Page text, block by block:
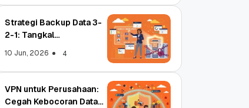
Strategi Backup Data 3-
2-1: Tangkal
10 Jun, 2026 4
VPN untuk Perusahaan:
Cegah Kebocoran Data